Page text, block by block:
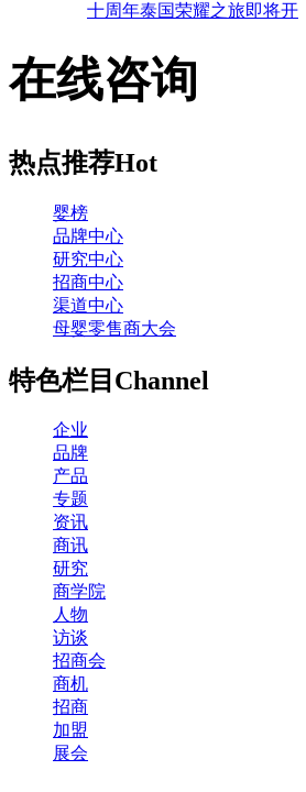
十周年泰国荣耀之旅即将开
在线咨询
热点推荐Hot
婴榜
品牌中心
研究中心
招商中心
渠道中心
母婴零售商大会
特色栏目 Channel
企业
品牌
产品
专题
资讯
商讯
研究
商学院
人物
访谈
招商会
商机
招商
加盟
展会